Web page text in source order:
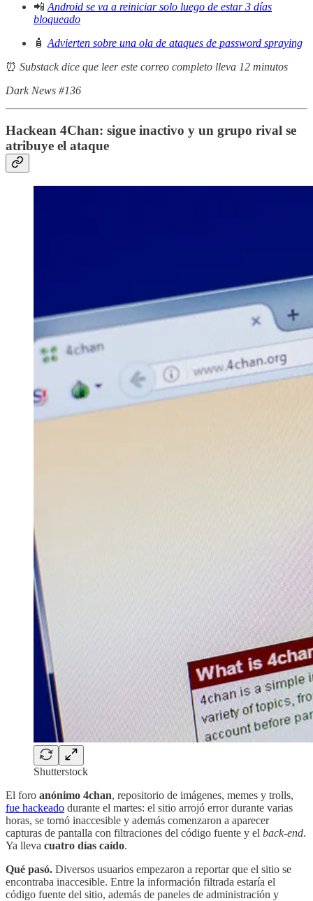
📲 Android se va a reiniciar solo luego de estar 3 días
bloqueado
🧴 Advierten sobre una ola de ataques de password spraying
⏰ Substack dice que leer este correo completo lleva 12 minutos
Dark News #136
Hackean 4Chan: sigue inactivo y un grupo rival se
atribuye el ataque
Shutterstock
El foro anónimo 4chan, repositorio de imágenes, memes y trolls,
fue hackeado durante el martes: el sitio arrojó error durante varias
horas, se tornó inaccesible y además comenzaron a aparecer
capturas de pantalla con filtraciones del código fuente y el back-end.
Ya lleva cuatro días caído.
Qué pasó. Diversos usuarios empezaron a reportar que el sitio se
encontraba inaccesible. Entre la información filtrada estaría el
código fuente del sitio, además de paneles de administración y